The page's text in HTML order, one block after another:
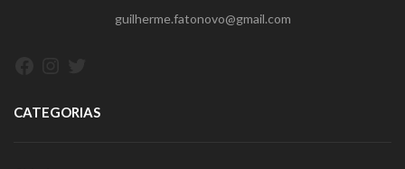
guilherme.fatonovo@gmail.com
CATEGORIAS